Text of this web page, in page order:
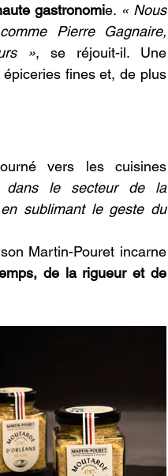
gastronomie. « Nous
Pierre Gagnaire,
», se réjouit-il. Une
fines et, de plus
vers les cuisines
dans le secteur de la
sublimant le geste du
Martin-Pouret incarne
de la rigueur et de